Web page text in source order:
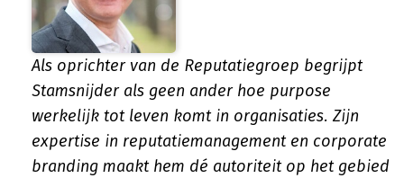
Als oprichter van de Reputatiegroep begrijpt
Stamsnijder als geen ander hoe purpose
werkelijk tot leven komt in organisaties. Zijn
expertise in reputatiemanagement en corporate
branding maakt hem dé autoriteit op het gebied